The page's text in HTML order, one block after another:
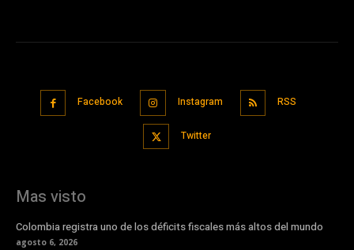
Facebook Instagram RSS
Twitter
Mas visto
Colombia registra uno de los déficits fiscales más altos del mundo
agosto 6, 2026